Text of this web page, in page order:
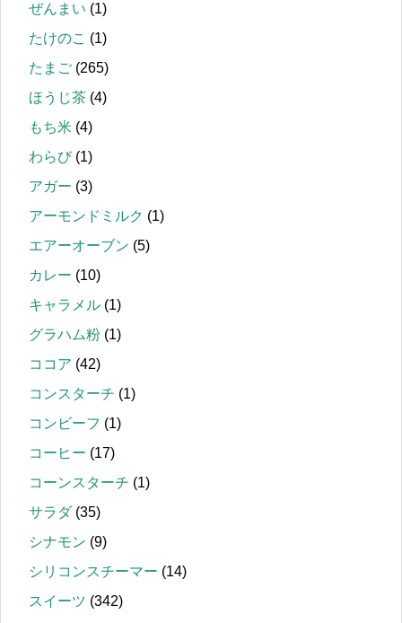
ぜんまい (1)
たけのこ (1)
たまご (265)
ほうじ茶 (4)
もち米 (4)
わらび(1)
アガー (3)
アーモンドミルク (1)
エアーオーブン (5)
カレー (10)
キャラメル (1)
グラハム粉 (1)
ココア (42)
コンスターチ (1)
コンビーフ (1)
コーヒー (17)
コーンスターチ (1)
サラダ(35)
シナモン (9)
シリコンスチーマー (14)
スイーツ (342)